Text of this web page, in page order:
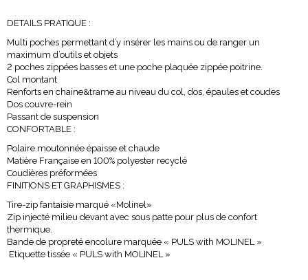
DETAILS PRATIQUE :
Multi poches permettant d’y insérer les mains ou de ranger un
maximum d’outils et objets
2 poches zippées basses et une poche plaquée zippée poitrine.
Col montant
Renforts en chaine&trame au niveau du col, dos, épaules et coudes
Dos couvre-rein
Passant de suspension
CONFORTABLE :
Polaire moutonnée épaisse et chaude
Matière Française en 100% polyester recyclé
Coudières préformées
FINITIONS ET GRAPHISMES :
Tire-zip fantaisie marqué «Molinel»
Zip injecté milieu devant avec sous patte pour plus de confort
thermique.
Bande de propreté encolure marquée « PULS with MOLINEL »
Etiquette tissée « PULS with MOLINEL »